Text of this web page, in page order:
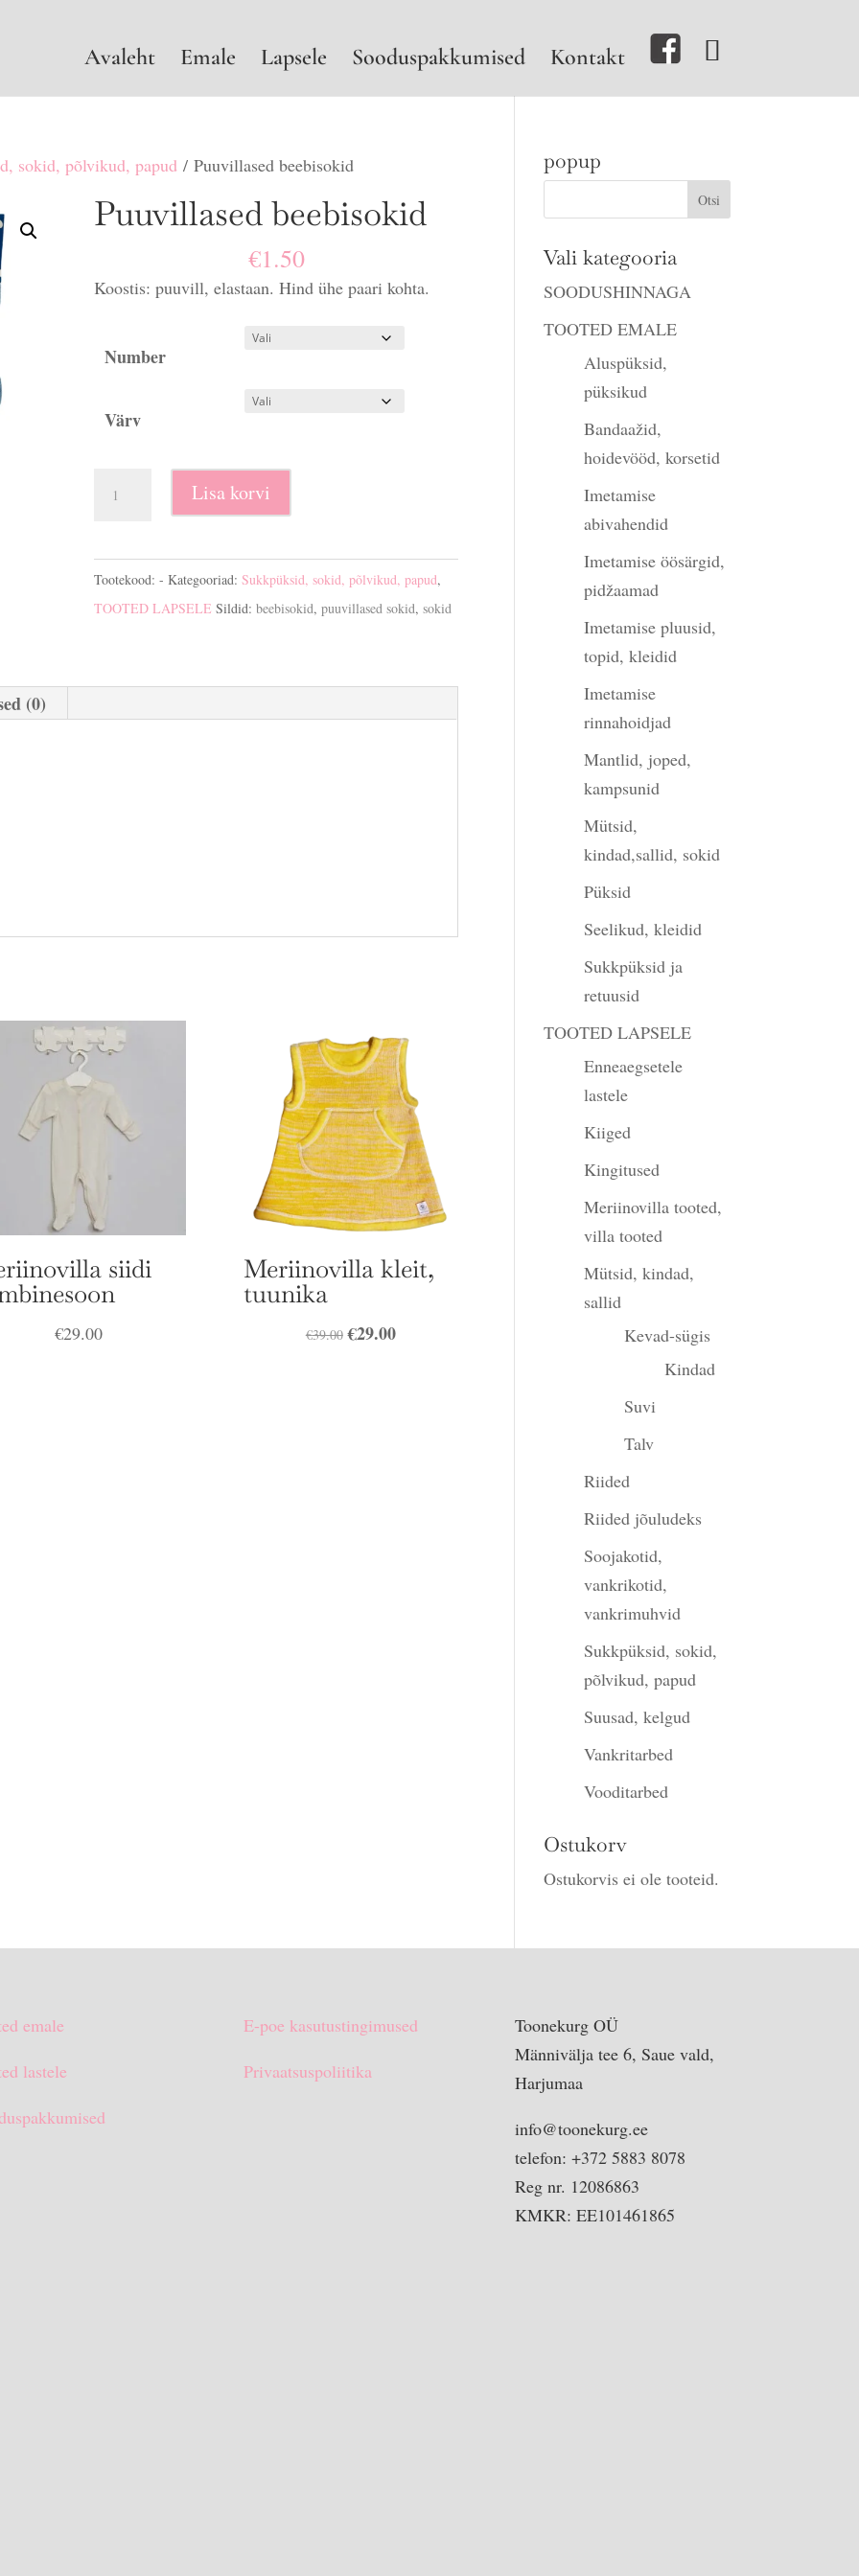
Avaleht Emale Lapsele Sooduspakkumised Kontakt
sokid, põlvikud, papud / Puuvillased beebisokid
Puuvillased beebisokid
€1.50
Koostis: puuvill, elastaan. Hind ühe paari kohta.
Number
Värv
Lisa korvi
Tootekood:- Kategooriad:Sukkpüksid, sokid, põlvikud, papud,
TOOTED LAPSELE Sildid:beebisokid,puuvillased sokid,sokid
(0)
siidi
€29.00
Meriinovilla kleit,
tuunika
€39.00 Algne
€29.00Praegune
popup
Vali kategooria
SOODUSHINNAGA
TOOTED EMALE
Aluspüksid,
püksikud
Bandaažid,
hoidevööd, korsetid
Imetamise
abivahendid
Imetamise öösärgid,
pidžaamad
Imetamise pluusid,
topid, kleidid
Imetamise
rinnahoidjad
Mantlid, joped,
kampsunid
Mütsid,
kindad,sallid, sokid
Püksid
Seelikud, kleidid
Sukkpüksid ja
retuusid
TOOTED LAPSELE
Enneaegsetele
lastele
Kiiged
Kingitused
Meriinovilla tooted,
villa tooted
Mütsid, kindad,
sallid
Kevad-sügis
Kindad
Suvi
Talv
Riided
Riided jõuludeks
Soojakotid,
vankrikotid,
vankrimuhvid
Sukkpüksid, sokid,
põlvikud, papud
Suusad, kelgud
Vankritarbed
Vooditarbed
Ostukorv
Ostukorvis ei ole tooteid.
emale
lastele
E-poe kasutustingimused
Privaatsuspoliitika
Toonekurg OÜ
Männivälja tee 6, Saue vald,
Harjumaa
info@toonekurg.ee
telefon: +372 5883 8078
Reg nr. 12086863
KMKR: EE101461865